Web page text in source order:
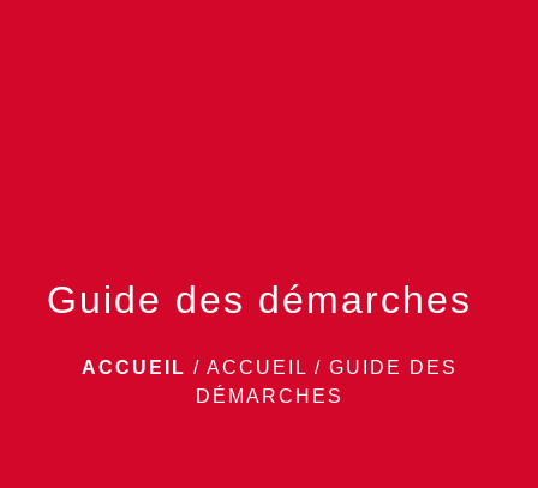
Guide des démarches
ACCUEIL / ACCUEIL / GUIDE DES
DÉMARCHES